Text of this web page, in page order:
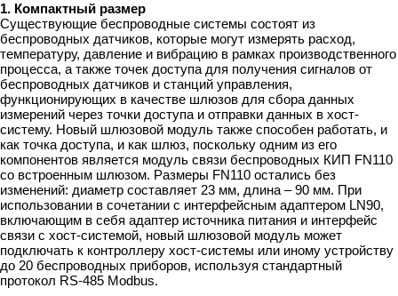
1. Компактный размер
Существующие беспроводные системы состоят из
беспроводных датчиков, которые могут измерять расход,
температуру, давление и вибрацию в рамках производственного
процесса, а также точек доступа для получения сигналов от
беспроводных датчиков и станций управления,
функционирующих в качестве шлюзов для сбора данных
измерений через точки доступа и отправки данных в хост-
систему. Новый шлюзовой модуль также способен работать, и
как точка доступа, и как шлюз, поскольку одним из его
компонентов является модуль связи беспроводных КИП FN110
со встроенным шлюзом. Размеры FN110 остались без
изменений: диаметр составляет 23 мм, длина – 90 мм. При
использовании в сочетании с интерфейсным адаптером LN90,
включающим в себя адаптер источника питания и интерфейс
связи с хост-системой, новый шлюзовой модуль может
подключать к контроллеру хост-системы или иному устройству
до 20 беспроводных приборов, используя стандартный
протокол RS-485 Modbus.